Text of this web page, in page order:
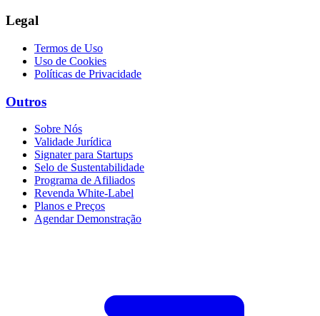
Legal
Termos de Uso
Uso de Cookies
Políticas de Privacidade
Outros
Sobre Nós
Validade Jurídica
Signater para Startups
Selo de Sustentabilidade
Programa de Afiliados
Revenda White-Label
Planos e Preços
Agendar Demonstração